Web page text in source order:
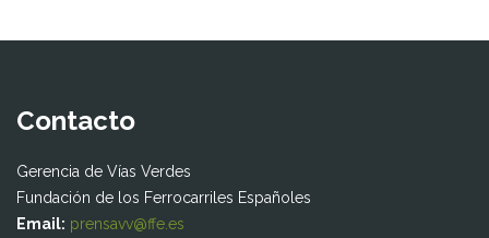
Contacto
Gerencia de Vías Verdes
Fundación de los Ferrocarriles Españoles
Email: prensavv@ffe.es